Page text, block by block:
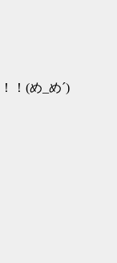
！(め_め´)